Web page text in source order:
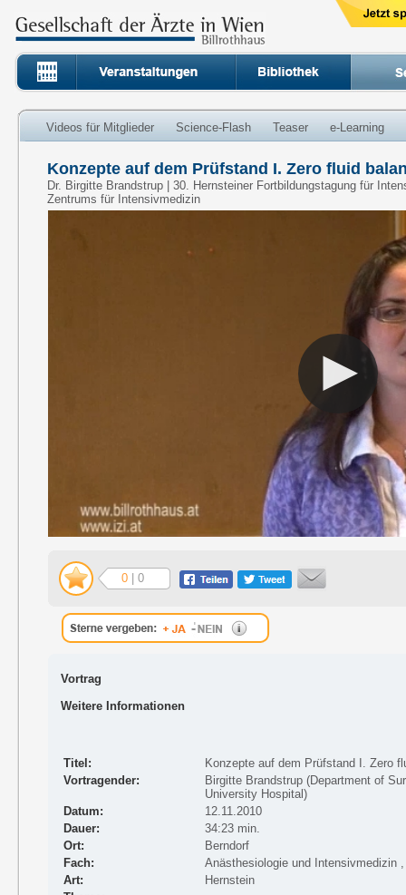
Videos für Mitglieder Science-Flash Teaser e-Learning
Konzepte auf dem Prüfstand I. Zero fluid
Dr. Birgitte Brandstrup | 30. Hernsteiner Fortbildungstagung für
Zentrums für Intensivmedizin
0 | 0
Vortrag
Weitere Informationen
Titel:
Konzepte auf dem Prüfstand I. Zero
Vortragender:
Birgitte Brandstrup (Department of
University Hospital)
Datum:
12.11.2010
Dauer:
34:23 min.
Ort:
Berndorf
Fach:
Anästhesiologie und Intensivmedizin
Art:
Hernstein